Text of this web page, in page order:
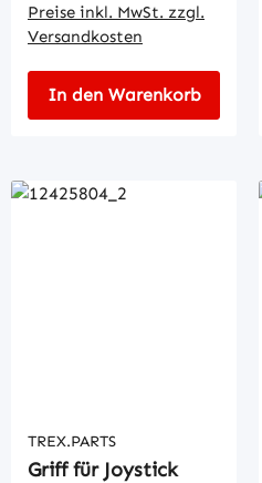
Preise inkl. MwSt. zzgl.
Versandkosten
In den Warenkorb
TREX.PARTS
Griff für Joystick